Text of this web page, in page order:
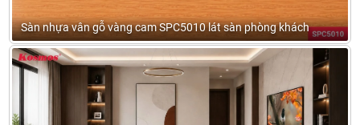
Sàn nhựa vân gỗ vàng cam SPC5010 lát sàn phòng khách